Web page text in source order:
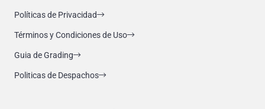
Políticas de Privacidad
Términos y Condiciones de Uso
Guia de Grading
Politicas de Despachos